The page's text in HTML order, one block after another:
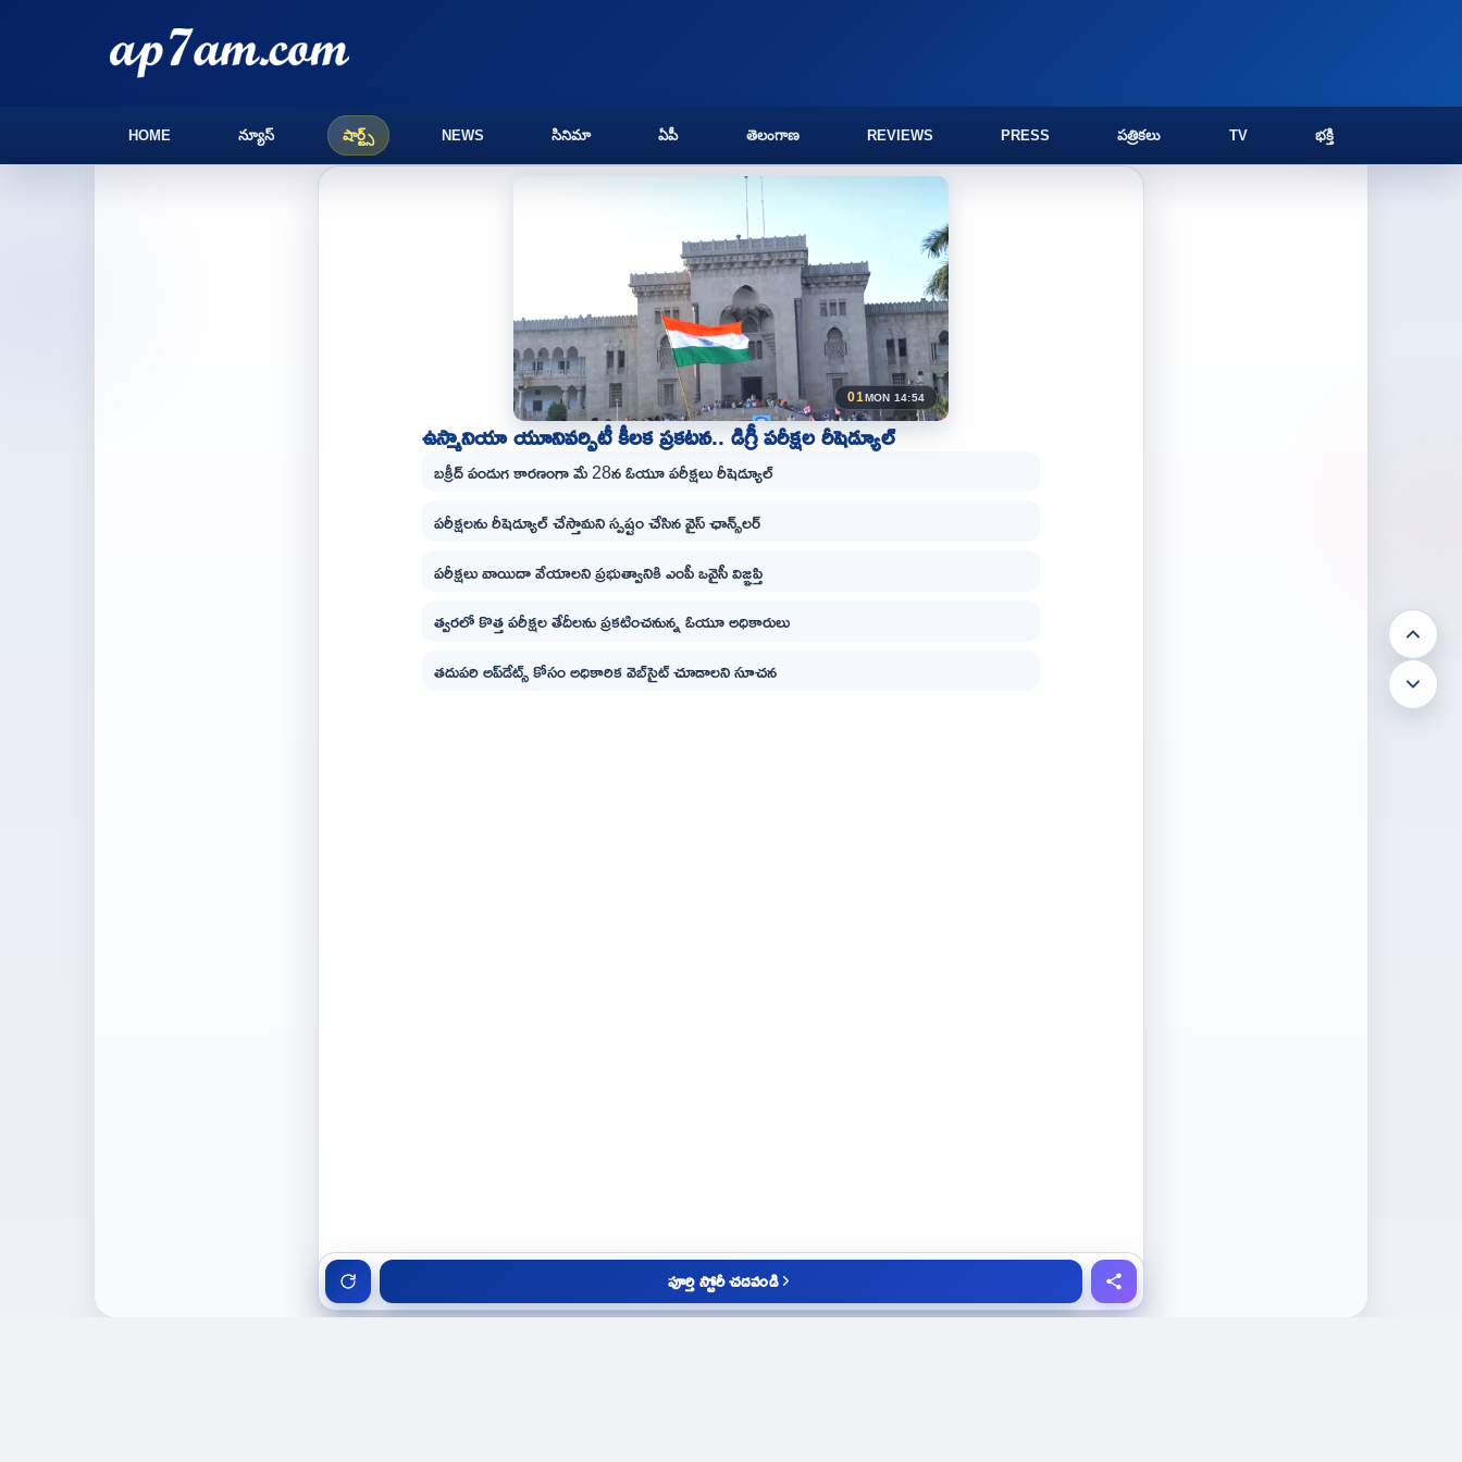
HOME న్యూస్ షార్ట్స్ NEWS సినిమా ఏపీ తెలంగాణ REVIEWS PRESS పత్రికలు TV భక్తి
01MON 14:54
ఉస్మానియా యూనివర్సిటీ కీలక ప్రకటన.. డిగ్రీ పరీక్షల రీషెడ్యూల్
బక్రీద్ పండుగ కారణంగా మే 28న ఓయూ పరీక్షలు రీషెడ్యూల్
పరీక్షలను రీషెడ్యూల్ చేస్తామని స్పష్టం చేసిన వైస్ ఛాన్స్‌లర్‌
పరీక్షలు వాయిదా వేయాలని ప్రభుత్వానికి ఎంపీ ఒవైసీ విజ్ఞప్తి
త్వరలో కొత్త పరీక్షల తేదీలను ప్రకటించనున్న ఓయూ అధికారులు
తదుపరి అప్‌డేట్స్ కోసం అధికారిక వెబ్‌సైట్ చూడాలని సూచన
పూర్తి స్టోరీ చదవండి